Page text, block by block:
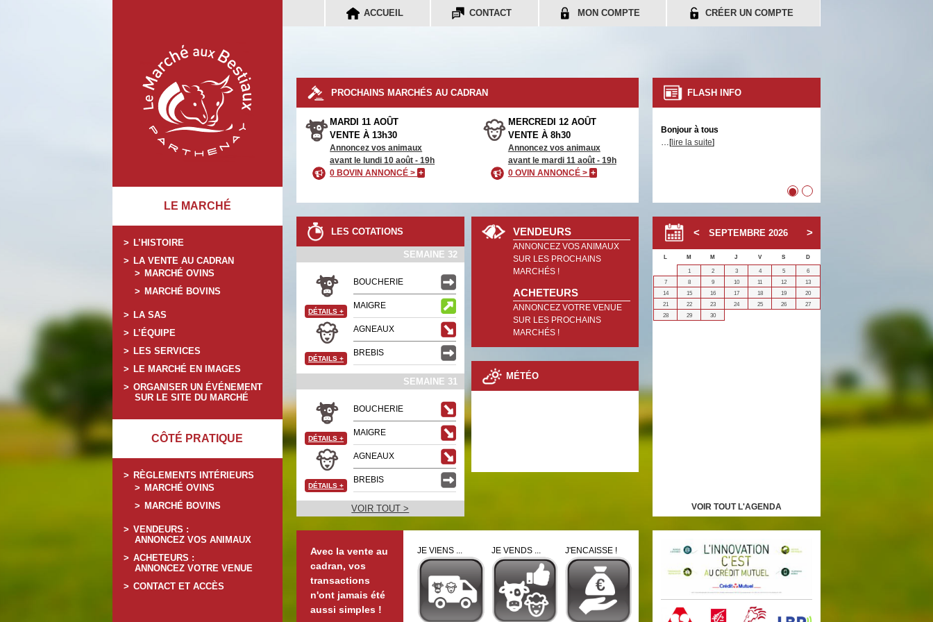
ACCUEIL CONTACT MON COMPTE CRÉER UN COMPTE
LE MARCHÉ
L’HISTOIRE
LA VENTE AU CADRAN
MARCHÉ OVINS
MARCHÉ BOVINS
LA SAS
L’ÉQUIPE
LES SERVICES
LE MARCHÉ EN IMAGES
ORGANISER UN ÉVÉNEMENT
SUR LE SITE DU MARCHÉ
CÔTÉ PRATIQUE
RÈGLEMENTS INTÉRIEURS
MARCHÉ OVINS
MARCHÉ BOVINS
VENDEURS :
ANNONCEZ VOS ANIMAUX
ACHETEURS :
ANNONCEZ VOTRE VENUE
CONTACT ET ACCÈS
PROCHAINS MARCHÉS AU CADRAN
MARDI 11 AOÛT
VENTE À 13h30
Annoncez vos animaux
avant le lundi 10 août - 19h
0 BOVIN ANNONCÉ >+
MERCREDI 12 AOÛT
VENTE À 8h30
Annoncez vos animaux
avant le mardi 11 août - 19h
0 OVIN ANNONCÉ > +
FLASH INFO
Bonjour à tous
…[lire la suite]
••
LES COTATIONS
SEMAINE 32
BOUCHERIE
MAIGRE
DÉTAILS +
AGNEAUX
BREBIS
DÉTAILS +
SEMAINE 31
BOUCHERIE
MAIGRE
DÉTAILS +
AGNEAUX
BREBIS
DÉTAILS +
VOIR TOUT >
VENDEURS
ANNONCEZ VOS ANIMAUX
SUR LES PROCHAINS
MARCHÉS !
ACHETEURS
ANNONCEZ VOTRE VENUE
SUR LES PROCHAINS
MARCHÉS !
MÉTÉO
SEPTEMBRE 2026
L M M J V S
D
1
2 3 4 5
6
7
8 9 10 11 12
13
14
15 16 17 18 19
20
21
22 23 24 25 26
27
28
29 30
VOIR TOUT L'AGENDA
Avec la vente au
cadran, vos
transactions
n'ont jamais été
aussi simples !
JE VIENS ... JE VENDS ... J'ENCAISSE !